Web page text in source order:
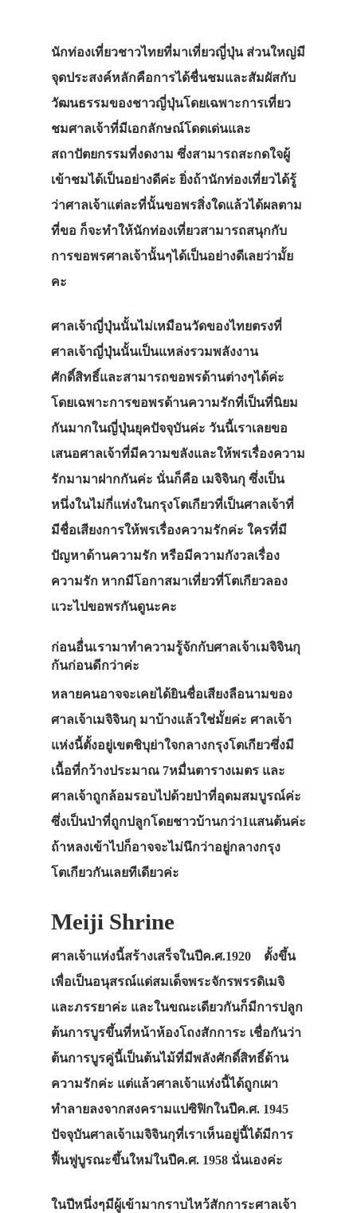
นักท่องเที่ยวชาวไทยที่มาเที่ยวญี่ปุ่น ส่วนใหญ่มี
จุดประสงค์หลักคือการได้ชื่นชมและสัมผัสกับ
วัฒนธรรมของชาวญี่ปุ่นโดยเฉพาะการเที่ยว
ชมศาลเจ้าที่มีเอกลักษณ์โดดเด่นและ
สถาปัตยกรรมที่งดงาม ซึ่งสามารถสะกดใจผู้
เข้าชมได้เป็นอย่างดีค่ะ ยิ่งถ้านักท่องเที่ยวได้รู้
ว่าศาลเจ้าแต่ละที่นั้นขอพรสิ่งใดแล้วได้ผลตาม
ที่ขอ ก็จะทำให้นักท่องเที่ยวสามารถสนุกกับ
การขอพรศาลเจ้านั้นๆได้เป็นอย่างดีเลยว่ามั้ย
คะ
ศาลเจ้าญี่ปุ่นนั้นไม่เหมือนวัดของไทยตรงที่
ศาลเจ้าญี่ปุ่นนั้นเป็นแหล่งรวมพลังงาน
ศักดิ์สิทธิ์และสามารถขอพรด้านต่างๆได้ค่ะ
โดยเฉพาะการขอพรด้านความรักที่เป็นที่นิยม
กันมากในญี่ปุ่นยุคปัจจุบันค่ะ วันนี้เราเลยขอ
เสนอศาลเจ้าที่มีความขลังและให้พรเรื่องความ
รักมามาฝากกันค่ะ นั่นก็คือ เมจิจินกุ ซึ่งเป็น
หนึ่งในไม่กี่แห่งในกรุงโตเกียวที่เป็นศาลเจ้าที่
มีชื่อเสียงการให้พรเรื่องความรักค่ะ ใครที่มี
ปัญหาด้านความรัก หรือมีความกังวลเรื่อง
ความรัก หากมีโอกาสมาเที่ยวที่โตเกียวลอง
แวะไปขอพรกันดูนะคะ
ก่อนอื่นเรามาทำความรู้จักกับศาลเจ้าเมจิจินกุ
กันก่อนดีกว่าค่ะ
หลายคนอาจจะเคยได้ยินชื่อเสียงลือนามของ
ศาลเจ้าเมจิจินกุ มาบ้างแล้วใช่มั้ยค่ะ ศาลเจ้า
แห่งนี้ตั้งอยู่เขตชิบุย่าใจกลางกรุงโตเกียวซึ่งมี
เนื้อที่กว้างประมาณ 7หมื่นตารางเมตร และ
ศาลเจ้าถูกล้อมรอบไปด้วยป่าที่อุดมสมบูรณ์ค่ะ
ซึ่งเป็นป่าที่ถูกปลูกโดยชาวบ้านกว่า1แสนต้นค่ะ
ถ้าหลงเข้าไปก็อาจจะไม่นึกว่าอยู่กลางกรุง
โตเกียวกันเลยทีเดียวค่ะ
Meiji Shrine
ศาลเจ้าแห่งนี้สร้างเสร็จในปีค.ศ.1920 ตั้งขึ้น
เพื่อเป็นอนุสรณ์แด่สมเด็จพระจักรพรรดิเมจิ
และภรรยาค่ะ และในขณะเดียวกันก็มีการปลูก
ต้นการบูรขึ้นที่หน้าห้องโถงสักการะ เชื่อกันว่า
ต้นการบูรคู่นี้เป็นต้นไม้ที่มีพลังศักดิ์สิทธิ์ด้าน
ความรักค่ะ แต่แล้วศาลเจ้าแห่งนี้ได้ถูกเผา
ทำลายลงจากสงครามแปซิฟิกในปีค.ศ. 1945
ปัจจุบันศาลเจ้าเมจิจินกุที่เราเห็นอยู่นี้ได้มีการ
ฟื้นฟูบูรณะขึ้นใหม่ในปีค.ศ. 1958 นั่นเองค่ะ
ในปีหนึ่งๆมีผู้เข้ามากราบไหว้สักการะศาลเจ้า